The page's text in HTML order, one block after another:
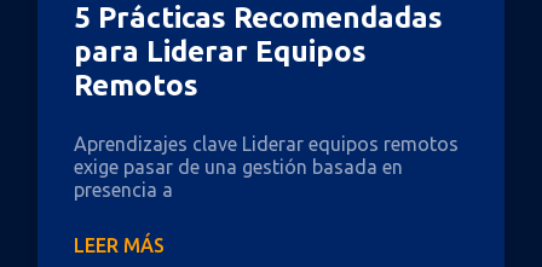
5 Prácticas Recomendadas
para Liderar Equipos
Remotos
Aprendizajes clave Liderar equipos remotos
exige pasar de una gestión basada en
presencia a
LEER MÁS